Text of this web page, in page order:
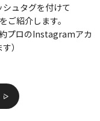
シュタグを付けて
ご紹介します。
プロのInstagramアカ
）